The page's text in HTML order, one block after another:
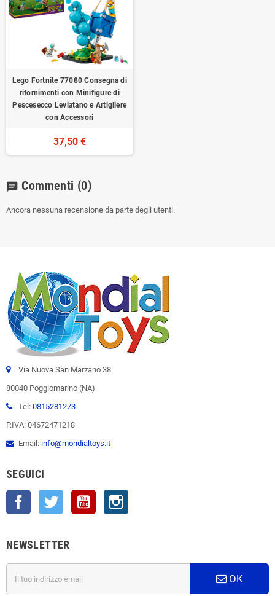
Lego Fortnite 77080 Consegna di
rifornimenti con Minifigure di
Pescesecco Leviatano e Artigliere
con Accessori
37,50 €
chat Commenti (0)
Ancora nessuna recensione da parte degli utenti.
Via Nuova San Marzano 38
80040 Poggiomarino (NA)
Tel: 0815281273
P.IVA: 04672471218
Email: info@mondialtoys.it
SEGUICI
Facebook Twitter YouTube
NEWSLETTER
OK